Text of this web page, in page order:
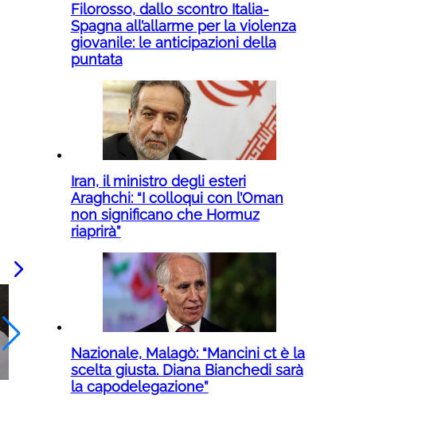
Filorosso, dallo scontro Italia-
Spagna all’allarme per la violenza
giovanile: le anticipazioni della
puntata
Iran, il ministro degli esteri
Araghchi: “I colloqui con l’Oman
non significano che Hormuz
riaprirà”
Nazionale, Malagò: “Mancini ct è la
scelta giusta. Diana Bianchedi sarà
la capodelegazione”